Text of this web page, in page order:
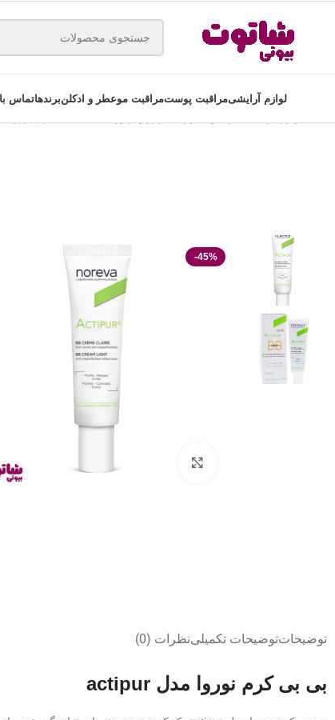
لوازم آرایشیمراقبت پوستمراقبت موعطر و ادکلنبرندهاتماس
-45%
توضیحاتتوضیحات تکمیلینظرات (0)
بی بی کرم نوروا مدل actipur